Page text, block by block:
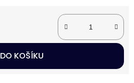
DO KOŠÍKU